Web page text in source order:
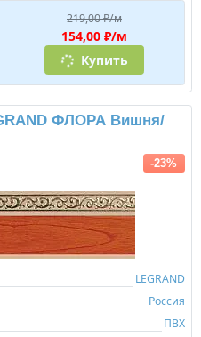
219,00 ₽/м
154,00 ₽/м
Купить
ФЛОРА Вишня/
-23%
LEGRAND
Россия
ПВХ